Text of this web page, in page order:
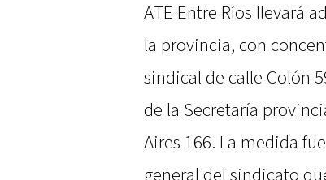
ATE Entre Ríos llevará
la provincia, con
sindical de calle Colón
de la Secretaría
Aires 166. La medida